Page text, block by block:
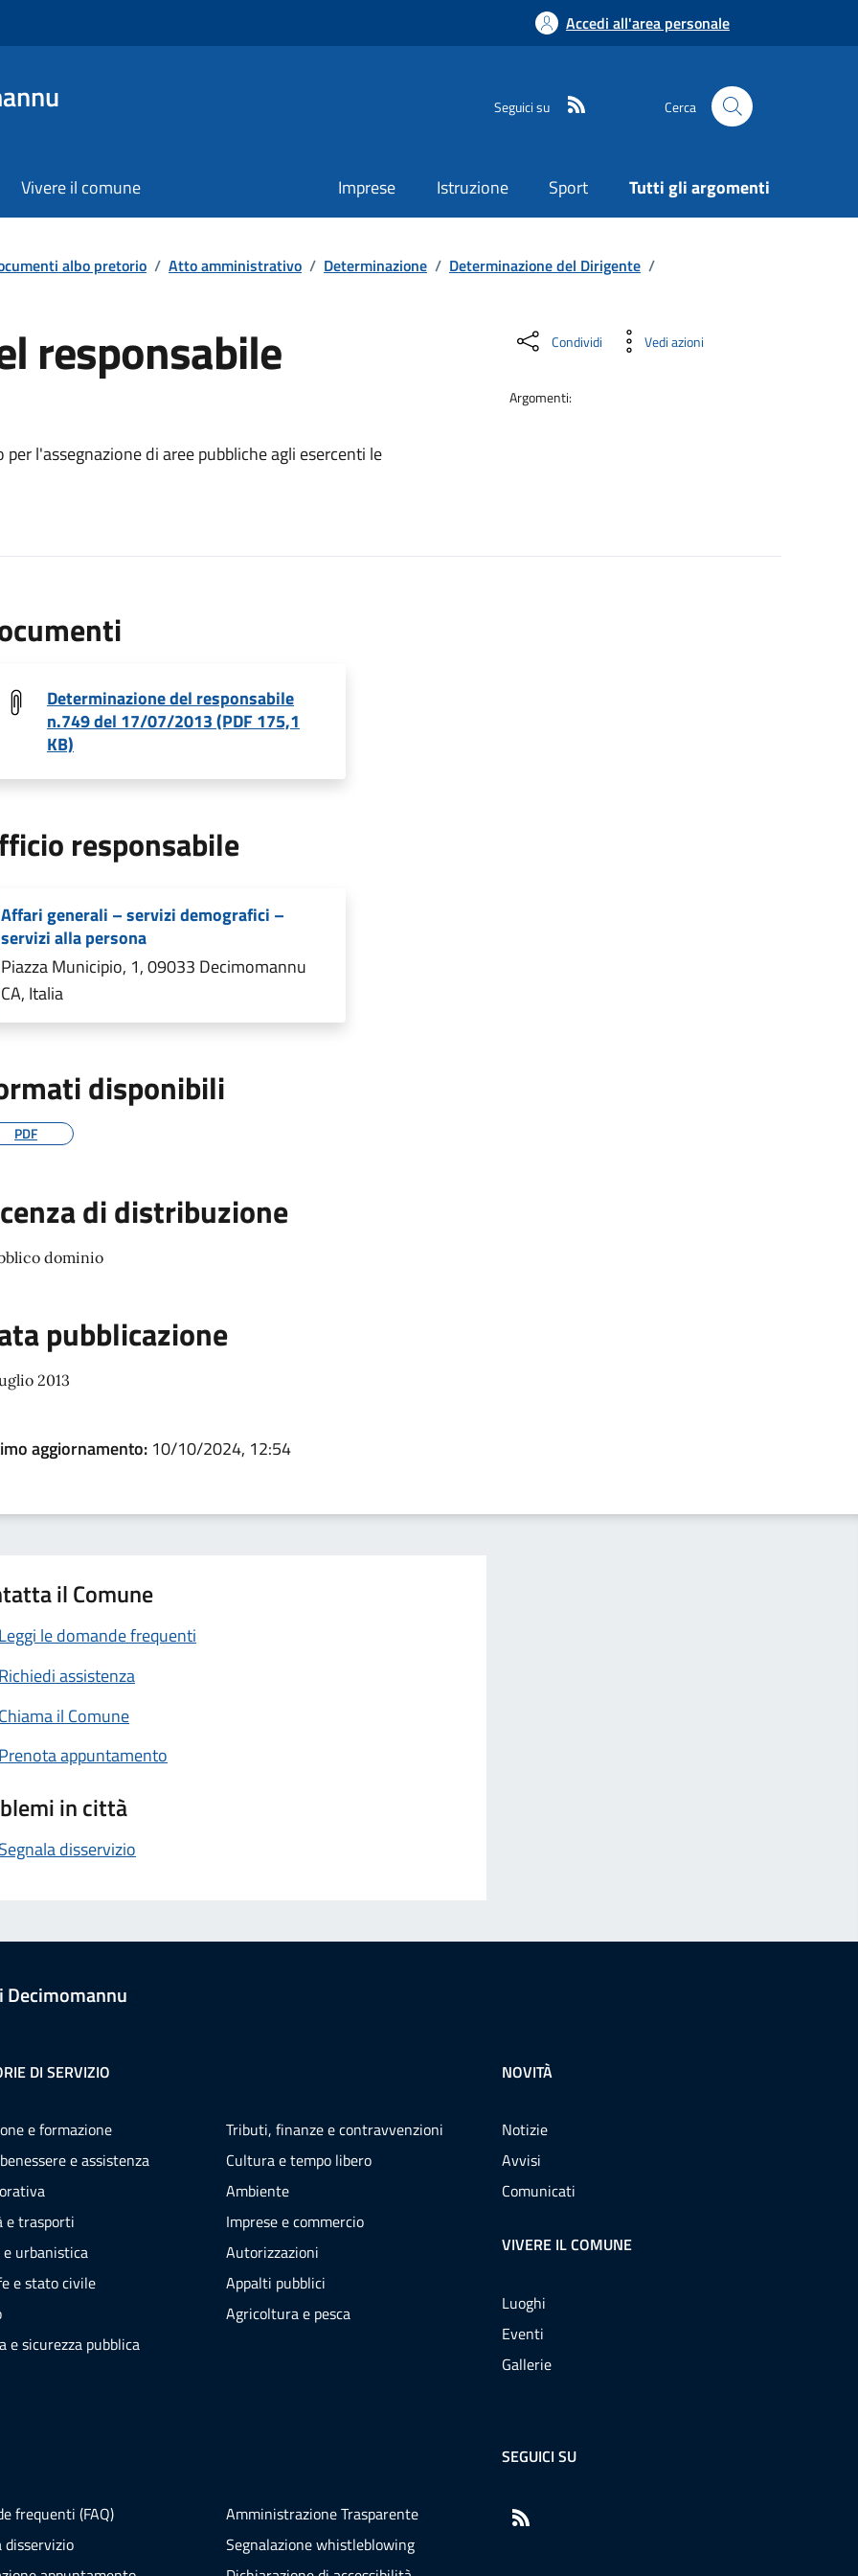
Accedi all'area personale
Seguici su Cerca
Vivere il comune Imprese Istruzione Sport Tutti gli argomenti
albo pretorio / Atto amministrativo / Determinazione / Determinazione del Dirigente /
responsabile
l'assegnazione di aree pubbliche agli esercenti le
Condividi Vedi azioni
Argomenti:
Determinazione del responsabile
n.749 del 17/07/2013 (PDF 175,1
KB)
responsabile
Affari generali – servizi demografici –
servizi alla persona
Piazza Municipio, 1, 09033 Decimomannu
CA, Italia
disponibili
PDF
di distribuzione
dominio
pubblicazione
2013
aggiornamento: 10/10/2024, 12:54
il Comune
Leggi le domande frequenti
Richiedi assistenza
Chiama il Comune
Prenota appuntamento
in città
Segnala disservizio
Decimomannu
DI SERVIZIO
e formazione
e assistenza
e trasporti
e urbanistica
e stato civile
e sicurezza pubblica
Tributi, finanze e contravvenzioni
Cultura e tempo libero
Ambiente
Imprese e commercio
Autorizzazioni
Appalti pubblici
Agricoltura e pesca
NOVITÀ
Notizie
Avvisi
Comunicati
VIVERE IL COMUNE
Luoghi
Eventi
Gallerie
frequenti (FAQ)
disservizio
Amministrazione Trasparente
Segnalazione whistleblowing
SEGUICI SU